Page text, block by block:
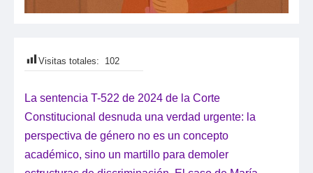
Visitas totales: 102
La sentencia T-522 de 2024 de la Corte
Constitucional desnuda una verdad urgente: la
perspectiva de género no es un concepto
académico, sino un martillo para demoler